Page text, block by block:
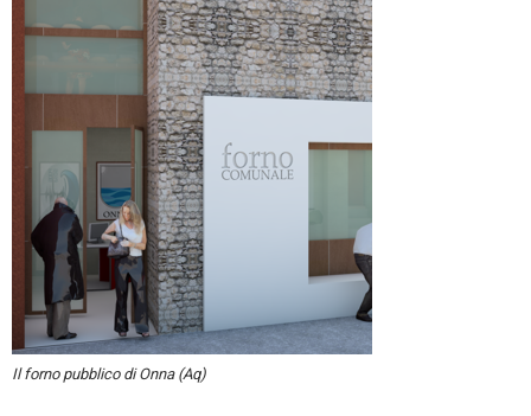
Il forno pubblico di Onna (Aq)